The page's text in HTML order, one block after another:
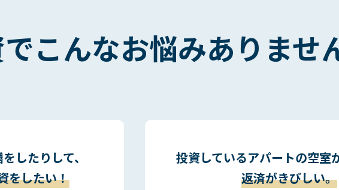
こんなお悩みありませ
したりして、
をしたい！
投資しているアパートの空室
返済がきびしい。